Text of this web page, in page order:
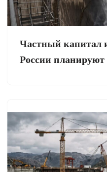
Частный капитал
России